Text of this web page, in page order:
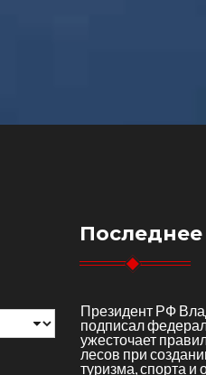
Последнее
Президент РФ
подписал
ужесточает
лесов при
туризма, спорта и